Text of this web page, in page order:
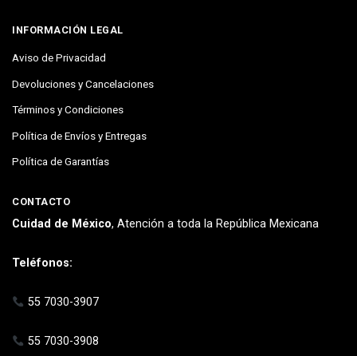
INFORMACIÓN LEGAL
Aviso de Privacidad
Devoluciones y Cancelaciones
Términos y Condiciones
Política de Envíos y Entregas
Política de Garantías
CONTACTO
Cuidad de México, Atención a toda la República Mexicana
Teléfonos:
55 7030-3907
55 7030-3908